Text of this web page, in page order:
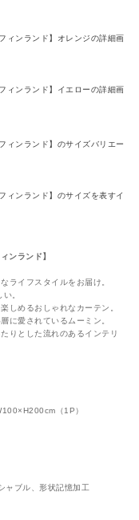
ンランド】
ライフスタイルをお届け。
。
しめるおしゃれなカーテン。
に愛されているムーミン。
りとした流れのあるインテリ
（1P）
ャブル、形状記憶加工